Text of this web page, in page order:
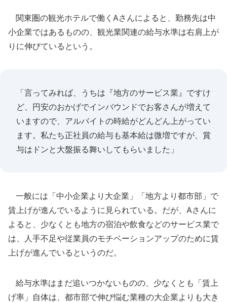
関東圏の観光ホテルで働くAさんによると、勤務先は中
小企業ではあるものの、観光業関連の給与水準は右肩上が
りに伸びているという。
「言ってみれば、うちは『地方のサービス業』ですけ
ど、円安のおかげでインバウンドでお客さんが増えて
いますので、アルバイトの時給がどんどん上がってい
ます。私たち正社員の給与も基本給は微増ですが、賞
与はドンと大盤振る舞いしてもらいました」
一般には「中小企業より大企業」「地方より都市部」で
賃上げが進んでいるように見られている。だが、Aさんに
よると、少なくとも地方の宿泊や飲食などのサービス業で
は、人手不足や従業員のモチベーションアップのために賃
上げが進んでいるというのだ。
給与水準はまだ追いつかないものの、少なくとも「賃上
げ率」自体は、都市部で伸び悩む業種の大企業よりも大き